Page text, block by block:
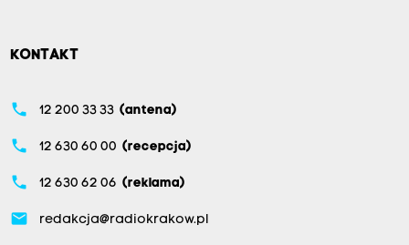
KONTAKT
phone 12 200 33 33 (antena)
phone 12 630 60 00 (recepcja)
phone 12 630 62 06 (reklama)
email redakcja@radiokrakow.pl